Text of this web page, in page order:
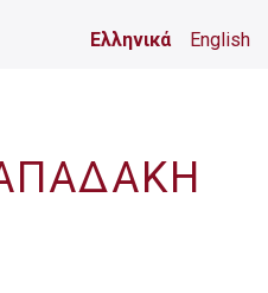
Ελληνικά English